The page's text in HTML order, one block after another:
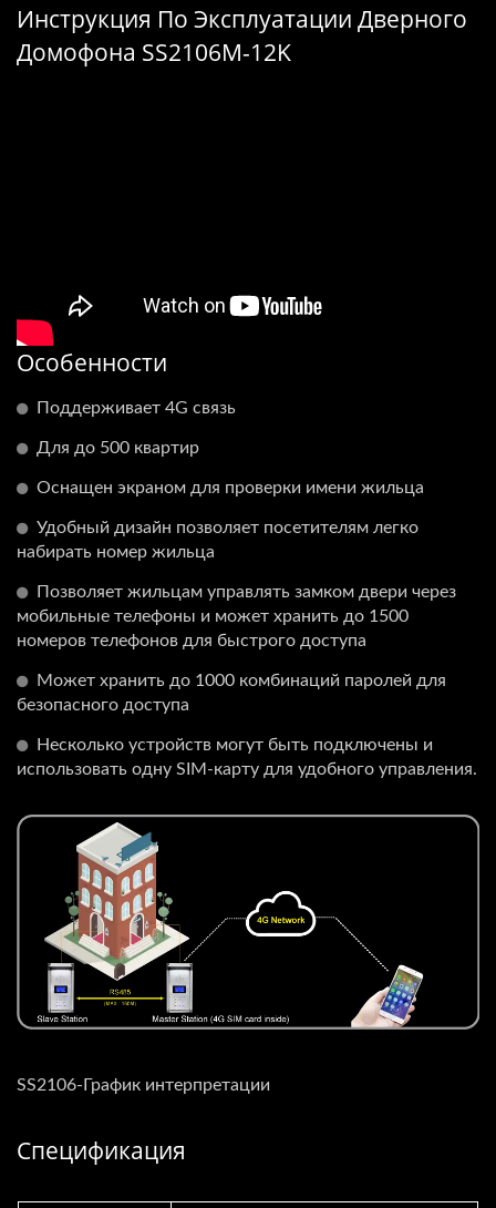
Инструкция По Эксплуатации Дверного
Домофона SS2106M-12K
Особенности
Поддерживает 4G связь
Для до 500 квартир
Оснащен экраном для проверки имени жильца
Удобный дизайн позволяет посетителям легко
набирать номер жильца
Позволяет жильцам управлять замком двери через
мобильные телефоны и может хранить до 1500
номеров телефонов для быстрого доступа
Может хранить до 1000 комбинаций паролей для
безопасного доступа
Несколько устройств могут быть подключены и
использовать одну SIM-карту для удобного управления.
SS2106-График интерпретации
Спецификация